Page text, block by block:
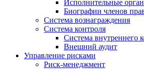
Исполнительные
Биографии членов
Система вознаграждения
Система контроля
Система внутреннего
Внешний аудит
Управление рисками
Риск-менеджмент